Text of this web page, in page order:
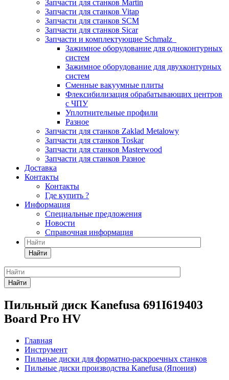
Запчасти для станков Martin
Запчасти для станков Vitap
Запчасти для станков SCM
Запчасти для станков Sicar
Запчасти и комплектующие Schmalz
Зажимное оборудование для одноконтурных
систем
Зажимное оборудование для двухконтурных
систем
Сменные вакуумные плиты
Флексибилизация обрабатывающих центров
с ЧПУ
Уплотнительные профили
Разное
Запчасти для станков Zaklad Metalowy
Запчасти для станков Toskar
Запчасти для станков Masterwood
Запчасти для станков Разное
Доставка
Контакты
Контакты
Где купить ?
Информация
Специальные предложения
Новости
Справочная информация
Найти
Найти
Пильный диск Kanefusa 691I619403
Board Pro HV
Главная
Инструмент
Пильные диски для форматно-раскроечных станков
Пильные диски производства Kanefusa (Япония)